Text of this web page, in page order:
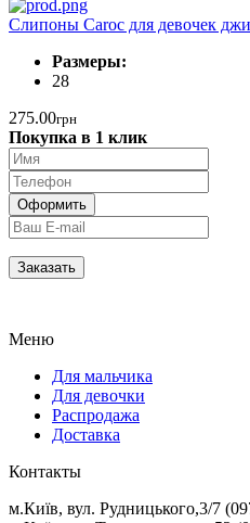
Слипоны Caroc для девочек
Размеры:
28
275.00грн
Покупка в 1 клик
Меню
Для мальчика
Для девочки
Распродажа
Доставка
Контакты
м.Київ, вул. Рудницького,3/7